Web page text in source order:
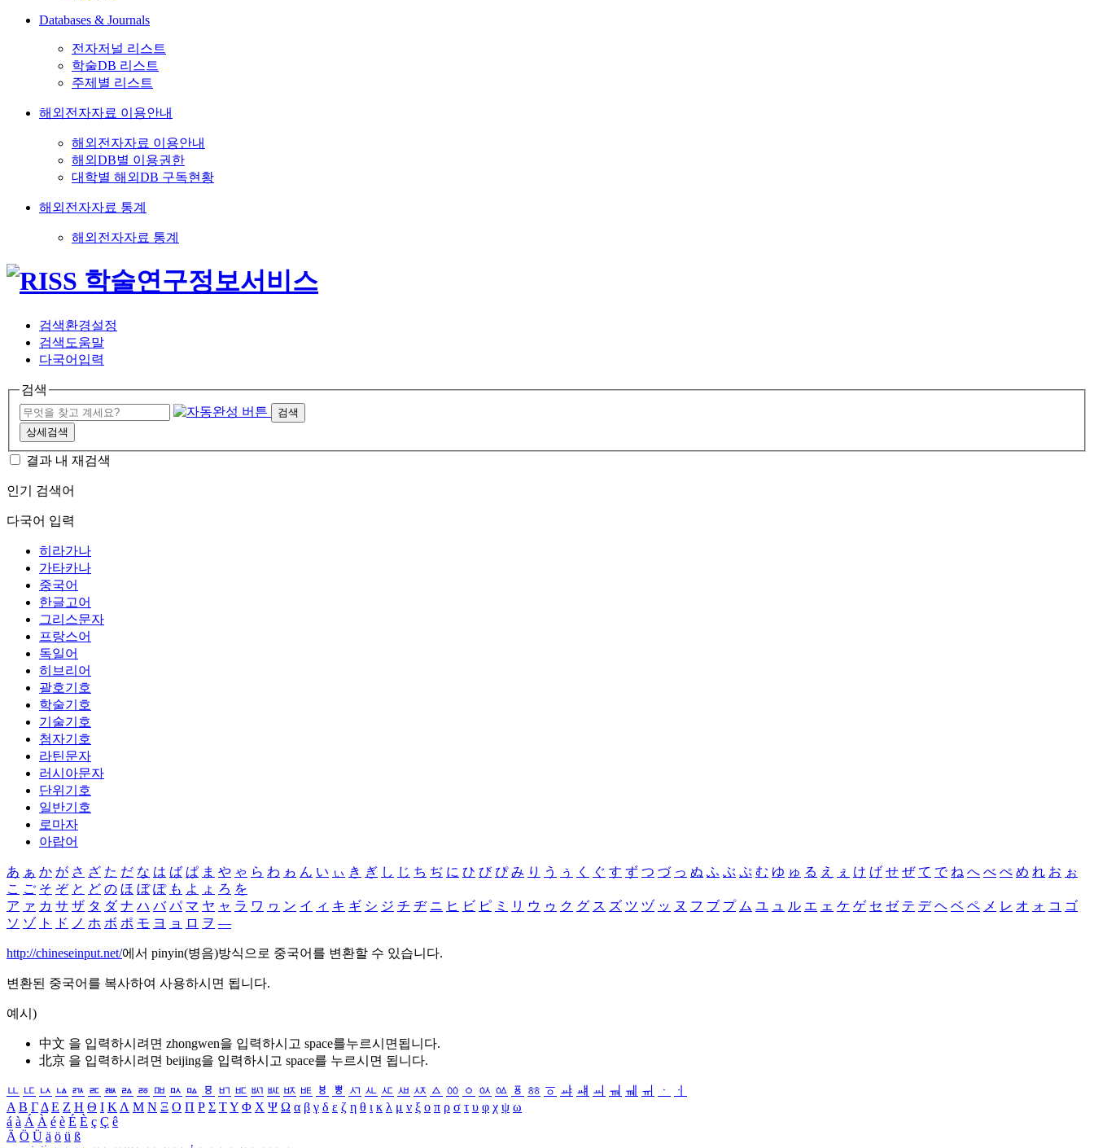
Databases & Journals
전자저널 리스트
학술DB 리스트
주제별 리스트
해외전자자료 이용안내
해외전자자료 이용안내
해외DB별 이용권한
대학별 해외DB 구독현황
해외전자자료 통계
해외전자자료 통계
검색환경설정
검색도움말
다국어입력
검색
검색
상세검색
결과 내 재검색
인기 검색어
다국어 입력
히라가나
가타카나
중국어
한글고어
그리스문자
프랑스어
독일어
히브리어
괄호기호
학술기호
기술기호
첨자기호
라틴문자
러시아문자
단위기호
일반기호
로마자
아랍어
あ ぁ か が さ ざ た だ な は ば ぱ ま や ゃ ら わ ゎ ん い ぃ き ぎ し じ ち ぢ に ひ び ぴ み り う ぅ く ぐ す ず つ づ っ ぬ ふ ぶ ぷ む ゆ ゅ る え ぇ け げ せ ぜ て で ね へ べ ぺ め れ お ぉ
こ ご そ ぞ と ど の ほ ぼ ぽ も よ ょ ろ を
ア ァ カ サ ザ タ ダ ナ ハ バ パ マ ヤ ャ ラ ワ ヮ ン イ ィ キ ギ シ ジ チ ヂ ニ ヒ ビ ピ ミ リ ウ ゥ ク グ ス ズ ツ ヅ ッ ヌ フ ブ プ ム ユ ュ ル エ ェ ケ ゲ セ ゼ テ デ ヘ ベ ペ メ レ オ ォ コ ゴ
ソ ゾ ト ド ノ ホ ボ ポ モ ヨ ョ ロ ヲ ―
http://chineseinput.net/에서 pinyin(병음)방식으로 중국어를 변환할 수 있습니다.
변환된 중국어를 복사하여 사용하시면 됩니다.
예시)
中文 을 입력하시려면 zhongwen을 입력하시고 space를누르시면됩니다.
北京 을 입력하시려면 beijing을 입력하시고 space를 누르시면 됩니다.
ㅥ ㅦ ㅧ ㅨ ㅩ ㅪ ㅫ ㅬ ㅭ ㅮ ㅯ ㅰ ㅱ ㅲ ㅳ ㅴ ㅵ ㅶ ㅷ ㅸ ㅹ ㅺ ㅻ ㅼ ㅽ ㅾ ㅿ ㆀ ㆁ ㆂ ㆃ ㆄ ㆅ ㆆ ㆇ ㆈ ㆉ ㆊ ㆋ ㆌ ㆍ
ㆎ
Α Β ΓΔ Ε Ζ Η Θ Ι ΚΛ Μ Ν Ξ Ο Π Ρ Σ ΤΥ Φ Χ Ψ Ω α β γ δ ε ζ η θ ι κ λ μ ν ξ ο π ρ σ τ υ φ χ ψ ω
á à Á À é è É È ç Ç ê
Ä Ö Ü ä ö ü ß